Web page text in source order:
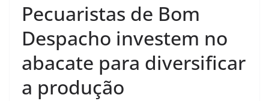
Pecuaristas de Bom
Despacho investem no
abacate para diversificar
a produção